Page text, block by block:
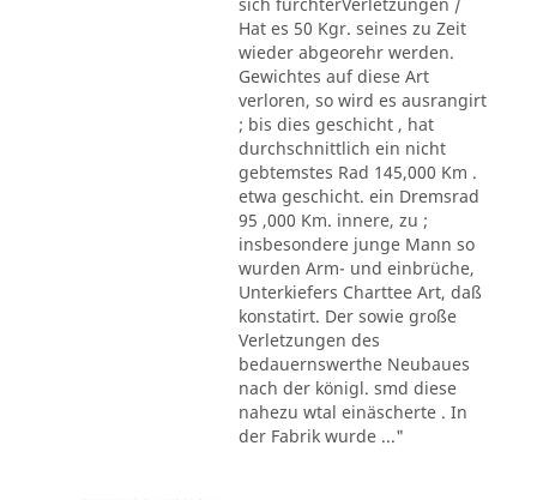
Hat es 50 Kgr. seines zu Zeit
wieder abgeorehr werden.
Gewichtes auf diese Art
verloren, so wird es ausrangirt
; bis dies geschicht , hat
durchschnittlich ein nicht
gebtemstes Rad 145,000 Km .
etwa geschicht. ein Dremsrad
95 ,000 Km. innere, zu ;
insbesondere junge Mann so
wurden Arm- und einbrüche,
Unterkiefers Charttee Art, daß
konstatirt. Der sowie große
Verletzungen des
bedauernswerthe Neubaues
nach der königl. smd diese
nahezu wtal einäscherte . In
der Fabrik wurde ..."